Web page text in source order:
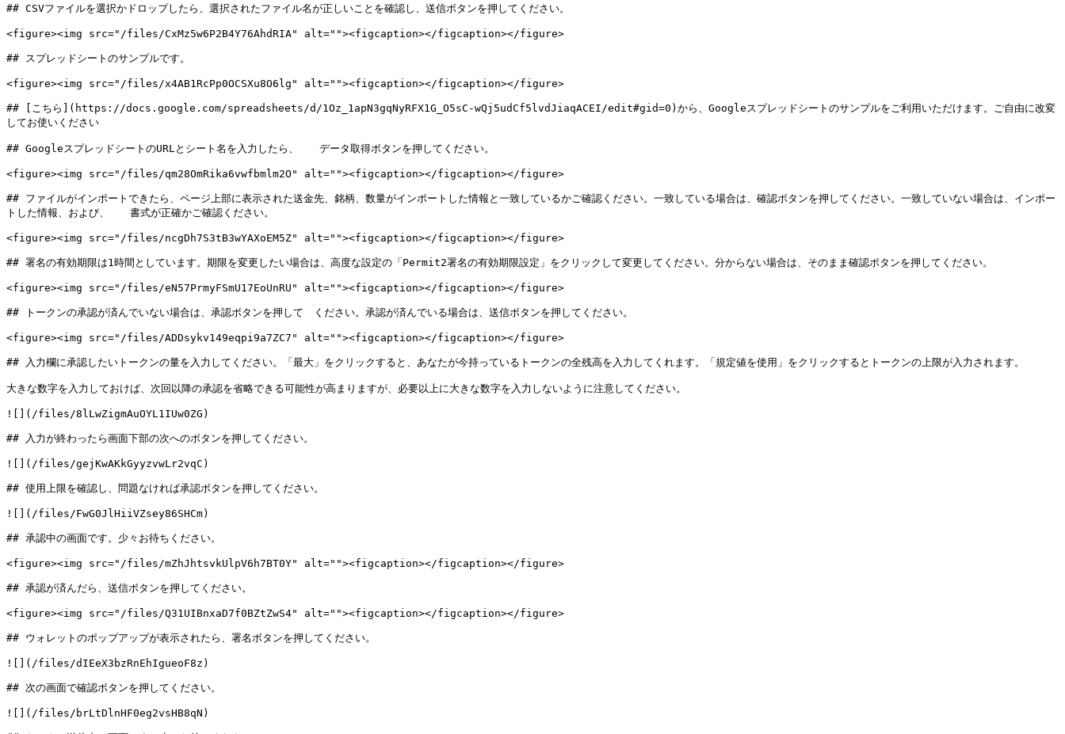
## CSVファイルを選択かドロップしたら、選択されたファイル名が正しいことを確認し、送信ボタンを押してください。
<figure><img src="/files/CxMz5w6P2B4Y76AhdRIA" alt=""><figcaption></figcaption></figure>
## スプレッドシートのサンプルです。
<figure><img src="/files/x4AB1RcPp0OCSXu8O6lg" alt=""><figcaption></figcaption></figure>
## [こちら](https://docs.google.com/spreadsheets/d/1Oz_1apN3gqNyRFX1G_O5sC-wQj5udCf5lvdJiaqACEI/edit#gid=0)から、Googleスプレッドシートのサンプルをご利用いただけます。ご自由に改変
してお使いください
## GoogleスプレッドシートのURLとシート名を入力したら、　　データ取得ボタンを押してください。
<figure><img src="/files/qm28OmRika6vwfbmlm2O" alt=""><figcaption></figcaption></figure>
## ファイルがインポートできたら、ページ上部に表示された送金先、銘柄、数量がインポートした情報と一致しているかご確認ください。一致している場合は、確認ボタンを押してください。一致していない場合は、インポー
トした情報、および、　　書式が正確かご確認ください。
<figure><img src="/files/ncgDh7S3tB3wYAXoEM5Z" alt=""><figcaption></figcaption></figure>
## 署名の有効期限は1時間としています。期限を変更したい場合は、高度な設定の「Permit2署名の有効期限設定」をクリックして変更してください。分からない場合は、そのまま確認ボタンを押してください。
<figure><img src="/files/eN57PrmyFSmU17EoUnRU" alt=""><figcaption></figcaption></figure>
## トークンの承認が済んでいない場合は、承認ボタンを押して　ください。承認が済んでいる場合は、送信ボタンを押してください。
<figure><img src="/files/ADDsykv149eqpi9a7ZC7" alt=""><figcaption></figcaption></figure>
## 入力欄に承認したいトークンの量を入力してください。「最大」をクリックすると、あなたが今持っているトークンの全残高を入力してくれます。「規定値を使用」をクリックするとトークンの上限が入力されます。
大きな数字を入力しておけば、次回以降の承認を省略できる可能性が高まりますが、必要以上に大きな数字を入力しないように注意してください。
![](/files/8lLwZigmAuOYL1IUw0ZG)
## 入力が終わったら画面下部の次へのボタンを押してください。
![](/files/gejKwAKkGyyzvwLr2vqC)
## 使用上限を確認し、問題なければ承認ボタンを押してください。
![](/files/FwG0JlHiiVZsey86SHCm)
## 承認中の画面です。少々お待ちください。
<figure><img src="/files/mZhJhtsvkUlpV6h7BT0Y" alt=""><figcaption></figcaption></figure>
## 承認が済んだら、送信ボタンを押してください。
<figure><img src="/files/Q31UIBnxaD7f0BZtZwS4" alt=""><figcaption></figcaption></figure>
## ウォレットのポップアップが表示されたら、署名ボタンを押してください。
![](/files/dIEeX3bzRnEhIgueoF8z)
## 次の画面で確認ボタンを押してください。
![](/files/brLtDlnHF0eg2vsHB8qN)